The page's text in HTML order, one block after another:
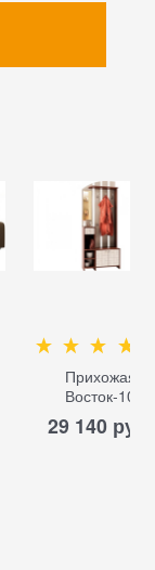
Прихожая
Восток-10
29 140 руб.